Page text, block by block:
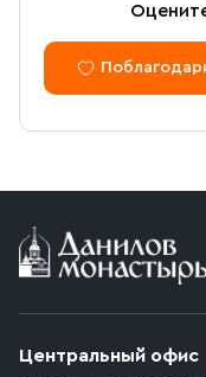
Центральный офис